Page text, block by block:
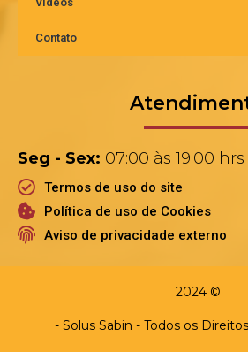
Contato
Seg - Sex: 07:00 às 19:00 hrs
Termos de uso do site
Política de uso de Cookies
Aviso de privacidade externo
2024 ©
- Solus Sabin - Todos os